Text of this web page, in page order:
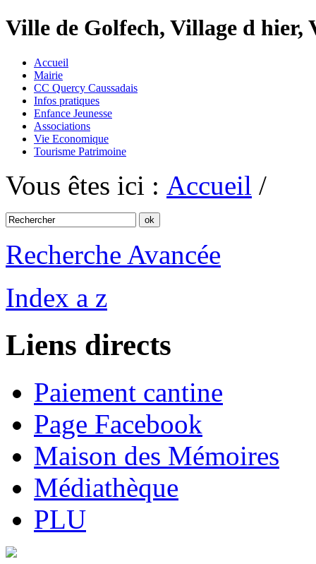
Ville de Golfech, Village d
Accueil
Mairie
CC Quercy Caussadais
Infos pratiques
Enfance Jeunesse
Associations
Vie Economique
Tourisme Patrimoine
Vous êtes ici : Accueil /
Recherche Avancée
Index a z
Liens directs
Paiement cantine
Page Facebook
Maison des Mémoires
Médiathèque
PLU